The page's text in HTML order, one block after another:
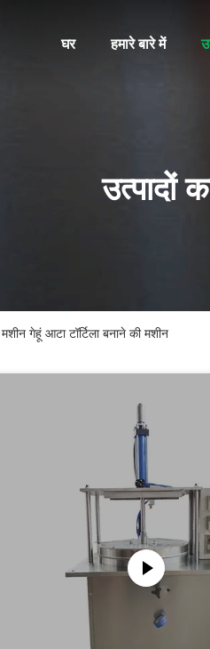
घर हमारे बारे में
उत्पादों
गेहूं आटा टॉर्टिला बनाने की मशीन